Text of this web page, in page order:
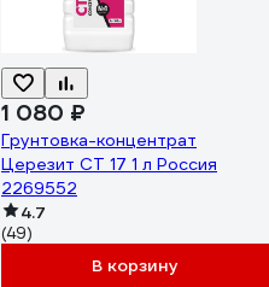
1 080 ₽
Грунтовка-концентрат
Церезит CT 17 1 л Россия
2269552
4.7
(49)
В корзину